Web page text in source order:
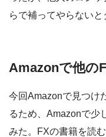
らで補ってやらないと
Amazonで他の
今回Amazonで見つけ
るため、Amazonで少
みた。FXの書籍を読